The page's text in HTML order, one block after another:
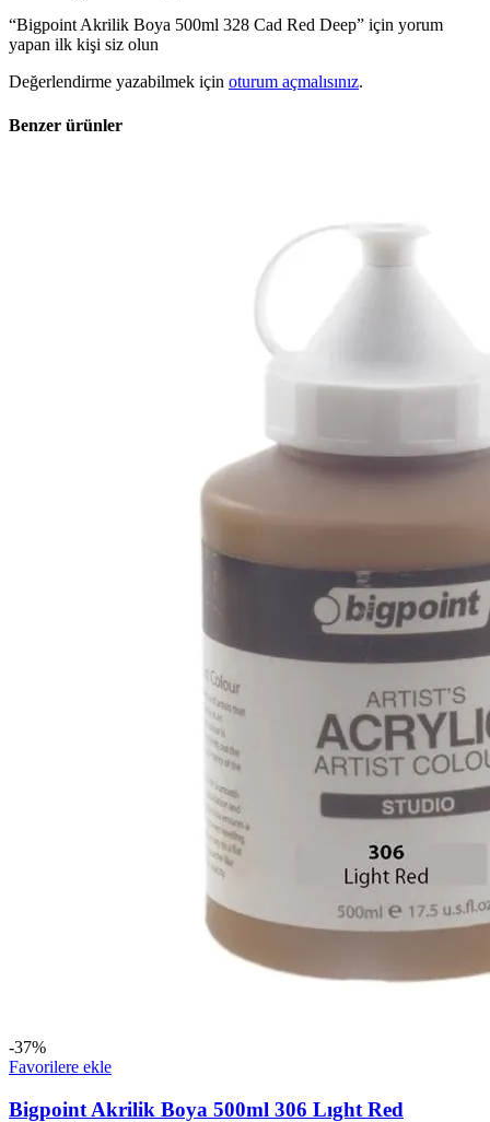
“Bigpoint Akrilik Boya 500ml 328 Cad Red Deep” için yorum
yapan ilk kişi siz olun
Değerlendirme yazabilmek için oturum açmalısınız.
Benzer ürünler
-37%
Favorilere ekle
Bigpoint Akrilik Boya 500ml 306 Lıght Red